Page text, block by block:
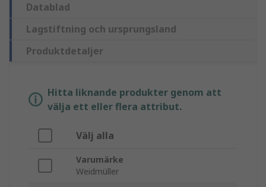
Datablad
Lagstiftning och ursprungsland
Produktdetaljer
Hitta liknande produkter genom att
välja ett eller flera attribut.
Välj alla
Varumärke
Weidmüller